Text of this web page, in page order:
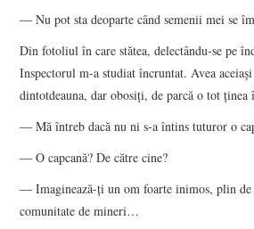
― Nu pot sta deoparte când semenii mei se
Din fotoliul în care stătea, delectându-se pe
Inspectorul m-a studiat încruntat. Avea
dintotdeauna, dar obosiţi, de parcă o tot
― Mă întreb dacă nu ni s-a întins tuturor o
― O capcană? De către cine?
― Imaginează-ţi un om foarte inimos, plin de
comunitate de mineri…